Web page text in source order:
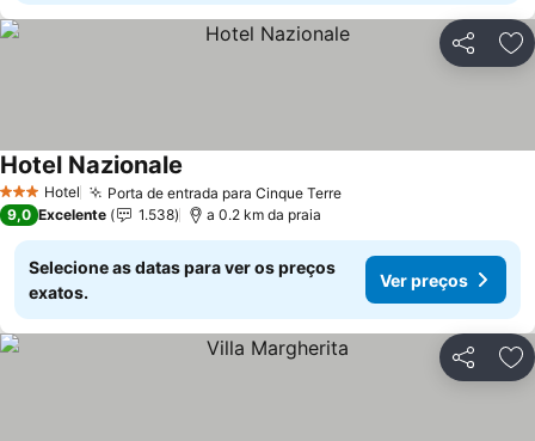
Partilhar
3 EstrelasHotel Porta de entrada para Cinque TerreVer preços
Hotel Nazionale
9,0 Excelente 1.538 a 0.2 km da praia
Selecione as datas para ver os preços
exatos.
Ver preços
Partilhar